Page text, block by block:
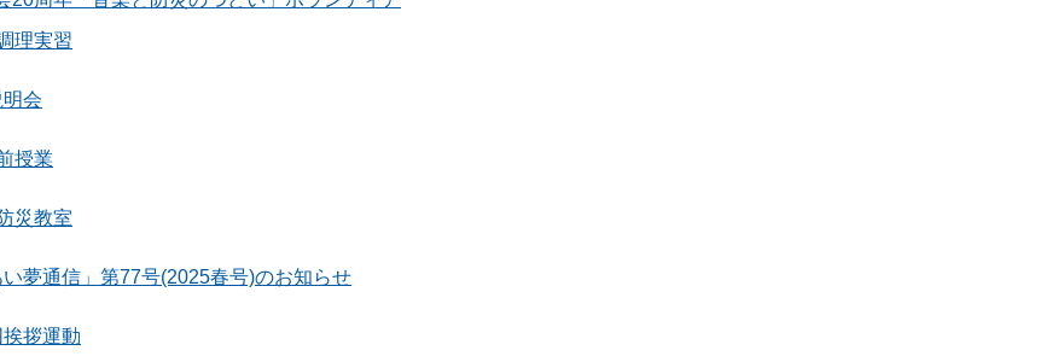
理実習
会
授業
災教室
い夢通信」第77号(2025春号)のお知らせ
拶運動